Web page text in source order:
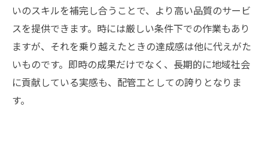
いのスキルを補完し合うことで、より高い品質のサービ
スを提供できます。時には厳しい条件下での作業もあり
ますが、それを乗り越えたときの達成感は他に代えがた
いものです。即時の成果だけでなく、長期的に地域社会
に貢献している実感も、配管工としての誇りとなりま
す。